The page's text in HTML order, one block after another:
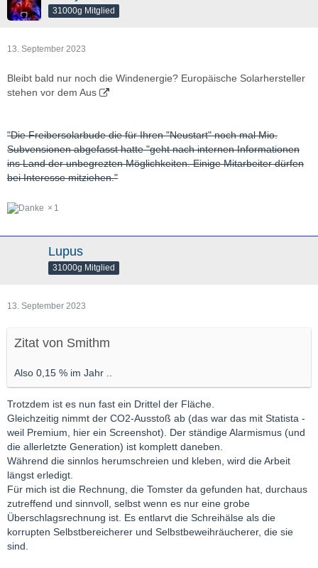
31000g Mitglied
13. September 2023
Bleibt bald nur noch die Windenergie? Europäische Solarhersteller
stehen vor dem Aus
"Die Freibersolarbude die für Ihren "Neustart" noch mal Mio.
Subvensionen abgefasst hatte "geht nach internen Informationen
ins Land der unbegrezten Möglichkeiten. Einige Mitarbeiter dürfen
bei Interesse mitziehen."
1
Lupus
31000g Mitglied
13. September 2023
Zitat von Smithm
Also 0,15 % im Jahr ..
Trotzdem ist es nun fast ein Drittel der Fläche.
Gleichzeitig nimmt der CO2-Ausstoß ab (das war das mit Statista -
weil Premium, hier ein Screenshot). Der ständige Alarmismus (und
die allerletzte Generation) ist komplett daneben.
Während die sinnlos herumschreien und kleben, wird die Arbeit
längst erledigt.
Für mich ist die Rechnung, die Tomster da gefunden hat, durchaus
zutreffend und sinnvoll, selbst wenn es nur eine grobe
Überschlagsrechnung ist. Es entlarvt die Schreihälse als die
korrupten Selbstbereicherer und Selbstbeweihräucherer, die sie
sind.